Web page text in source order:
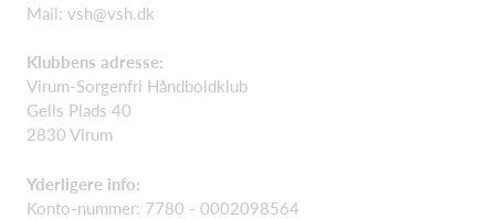
Mail: vsh@vsh.dk
Klubbens adresse:
Virum-Sorgenfri Håndboldklub
Gells Plads 40
2830 Virum
Yderligere info:
Konto-nummer: 7780 - 0002098564